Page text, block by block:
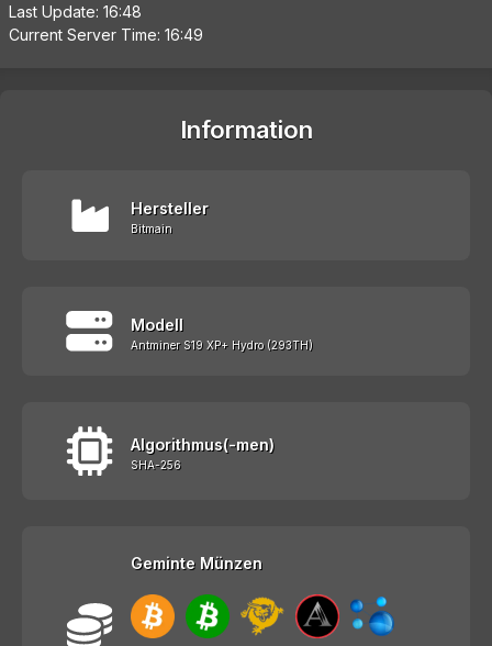
Last Update: 16:48
Current Server Time: 16:49
Information
Hersteller
Bitmain
Modell
Antminer S19 XP+ Hydro (293TH)
Algorithmus(-men)
SHA-256
Geminte Münzen